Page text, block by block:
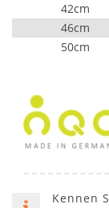
42cm
46cm
50cm
Kennen